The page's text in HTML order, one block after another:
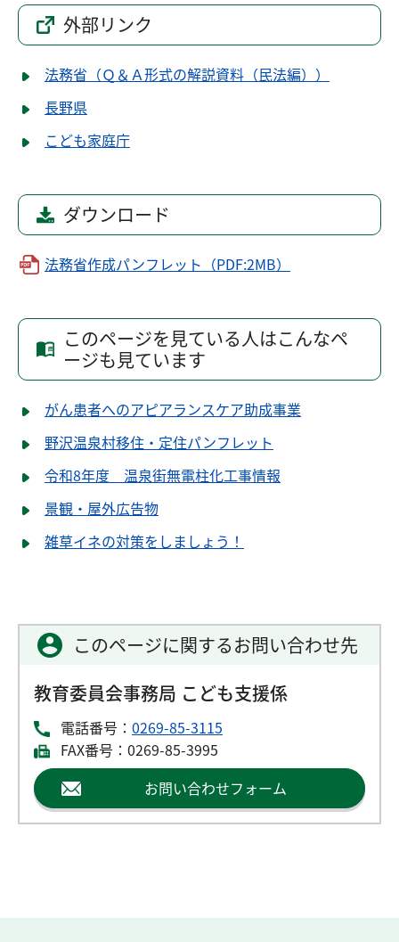
外部リンク
法務省（Ｑ＆Ａ形式の解説資料（民法編））
長野県
こども家庭庁
ダウンロード
法務省作成パンフレット（PDF:2MB）
このページを見ている人はこんなペ
ージも見ています
がん患者へのアピアランスケア助成事業
野沢温泉村移住・定住パンフレット
令和8年度 温泉街無電柱化工事情報
景観・屋外広告物
雑草イネの対策をしましょう！
このページに関するお問い合わせ先
教育委員会事務局 こども支援係
電話番号： 0269-85-3115
FAX番号：0269-85-3995
お問い合わせフォーム